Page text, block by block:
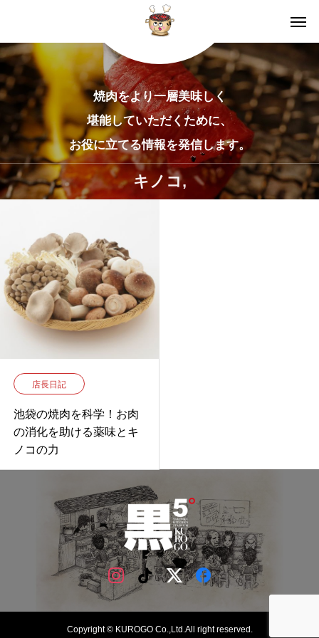
焼肉をより一層美味しく
堪能していただくために、
お役に立てる情報を発信します。
キノコ,
店長日記
池袋の焼肉を科学！お肉
の消化を助ける薬味とキ
ノコの力
Copyright © KUROGO Co.,Ltd.All right reserved.